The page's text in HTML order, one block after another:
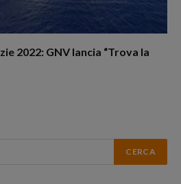
2022: GNV lancia “Trova la